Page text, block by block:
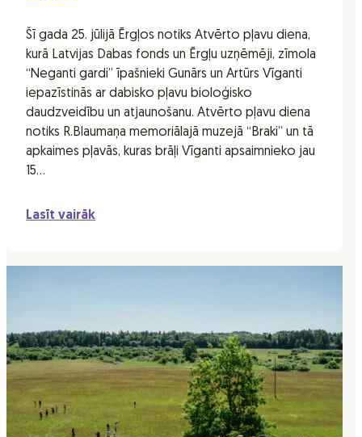
Šī gada 25. jūlijā Ērgļos notiks Atvērto pļavu diena,
kurā Latvijas Dabas fonds un Ērgļu uzņēmēji, zīmola
“Neganti gardi” īpašnieki Gunārs un Artūrs Vīganti
iepazīstinās ar dabisko pļavu bioloģisko
daudzveidību un atjaunošanu. Atvērto pļavu diena
notiks R.Blaumaņa memoriālajā muzejā “Braki” un tā
apkaimes pļavās, kuras brāļi Vīganti apsaimnieko jau
15…
Lasīt vairāk